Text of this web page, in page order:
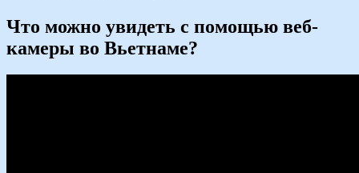
Что можно увидеть с помощью веб-
камеры во Вьетнаме?